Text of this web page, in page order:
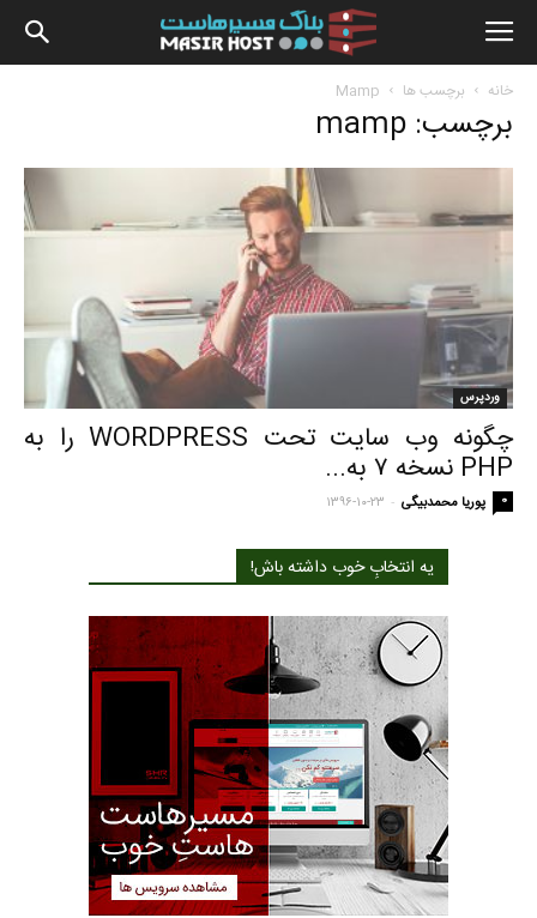
بلاگ
خانه برچسب ها Mamp
برچسب: mamp
وردپرس
چگونه وب سایت تحت WORDPRESS را به
PHP نسخه ۷ به...
پوریا محمدبیگی - ۱۳۹۶-۱۰-۲۳ 0
یه انتخابِ خوب داشته باش!